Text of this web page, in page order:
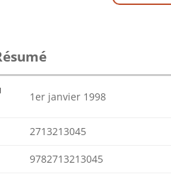
1er janvier 1998
2713213045
9782713213045